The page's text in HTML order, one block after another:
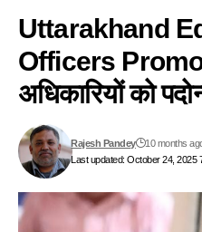
Uttarakhand
Officers
अधिकारियों को
Last updated: October 24, 2025
Rajesh Pandey 10 months